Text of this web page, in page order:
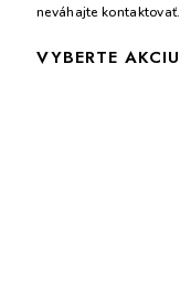
neváhajte kontaktovať.
VYBERTE AKCIU